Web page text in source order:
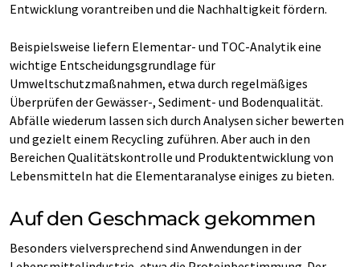
Entwicklung vorantreiben und die Nachhaltigkeit fördern.
Beispielsweise liefern Elementar- und TOC-Analytik eine
wichtige Entscheidungsgrundlage für
Umweltschutzmaßnahmen, etwa durch regelmäßiges
Überprüfen der Gewässer-, Sediment- und Bodenqualität.
Abfälle wiederum lassen sich durch Analysen sicher bewerten
und gezielt einem Recycling zuführen. Aber auch in den
Bereichen Qualitätskontrolle und Produktentwicklung von
Lebensmitteln hat die Elementaranalyse einiges zu bieten.
Auf den Geschmack gekommen
Besonders vielversprechend sind Anwendungen in der